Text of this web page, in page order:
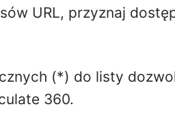
URL, przyznaj
(*) do listy
360.